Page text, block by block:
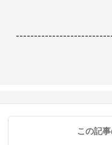
この記